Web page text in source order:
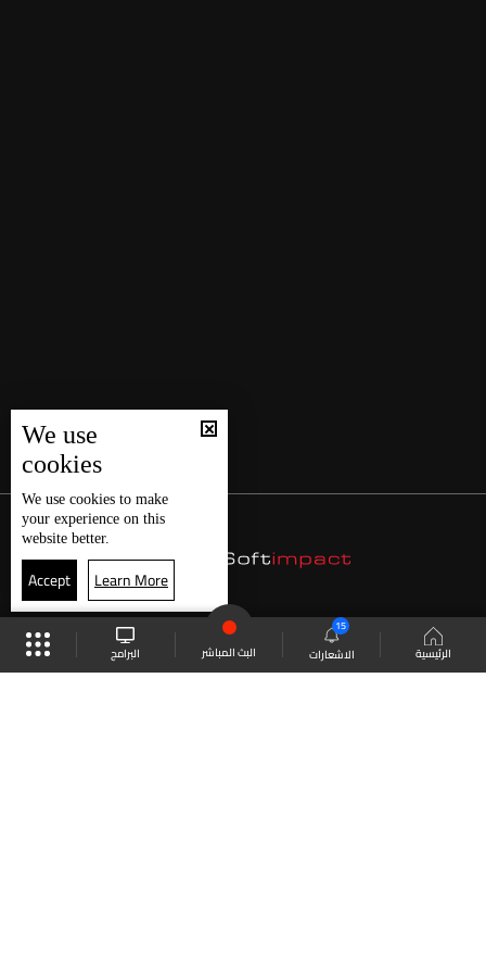
الرئيسية الاشعارات
15
البث المباشر البرامج
We use
cookies
We use cookies to make
your experience on this
website better.
Accept Learn More
موقع البرامج الجدول البث المباشر